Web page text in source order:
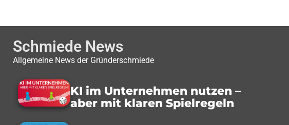
Schmiede News
Allgemeine News der Gründerschmiede
KI im Unternehmen nutzen –
aber mit klaren Spielregeln